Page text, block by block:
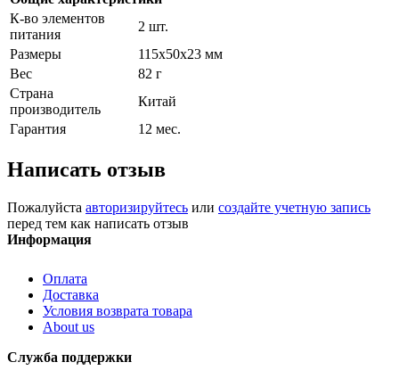
К-во элементов
питания
2 шт.
Размеры
115x50x23 мм
Вес
82 г
Страна
производитель
Китай
Гарантия
12 мес.
Написать отзыв
Пожалуйста авторизируйтесь или создайте учетную запись
перед тем как написать отзыв
Информация
Оплата
Доставка
Условия возврата товара
About us
Служба поддержки